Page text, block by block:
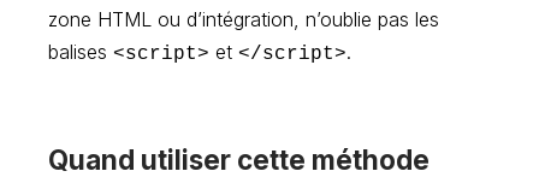
zone HTML ou d’intégration, n’oublie pas les
balises <script> et </script>.
Quand utiliser cette méthode